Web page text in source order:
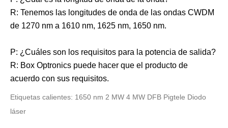
R: Tenemos las longitudes de onda de las ondas CWDM
de 1270 nm a 1610 nm, 1625 nm, 1650 nm.
P: ¿Cuáles son los requisitos para la potencia de salida?
R: Box Optronics puede hacer que el producto de
acuerdo con sus requisitos.
Etiquetas calientes: 1650 nm 2 MW 4 MW DFB Pigtele Diodo
láser